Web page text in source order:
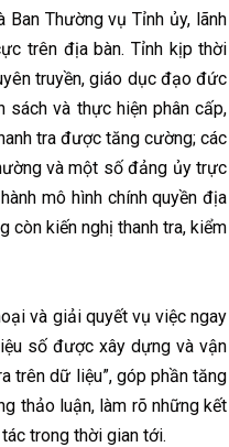
Thường vụ Tỉnh ủy, lãnh
trên địa bàn. Tỉnh kịp thời
truyền, giáo dục đạo đức
sách và thực hiện phân cấp,
tra được tăng cường; các
và một số đảng ủy trực
mô hình chính quyền địa
còn kiến nghị thanh tra, kiểm
và giải quyết vụ việc ngay
số được xây dựng và vận
trên dữ liệu”, góp phần tăng
thảo luận, làm rõ những kết
trong thời gian tới.